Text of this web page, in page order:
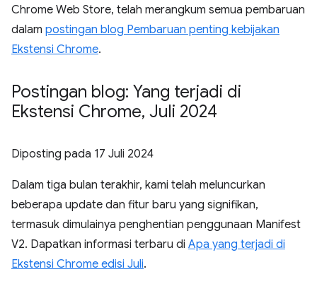
Chrome Web Store, telah merangkum semua pembaruan
dalam postingan blog Pembaruan penting kebijakan
Ekstensi Chrome.
Postingan blog: Yang terjadi di
Ekstensi Chrome, Juli 2024
Diposting pada 17 Juli 2024
Dalam tiga bulan terakhir, kami telah meluncurkan
beberapa update dan fitur baru yang signifikan,
termasuk dimulainya penghentian penggunaan Manifest
V2. Dapatkan informasi terbaru di Apa yang terjadi di
Ekstensi Chrome edisi Juli.